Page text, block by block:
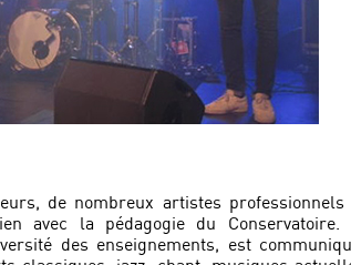
de nombreux artistes professionnels
avec la pédagogie du Conservatoire.
des enseignements, est